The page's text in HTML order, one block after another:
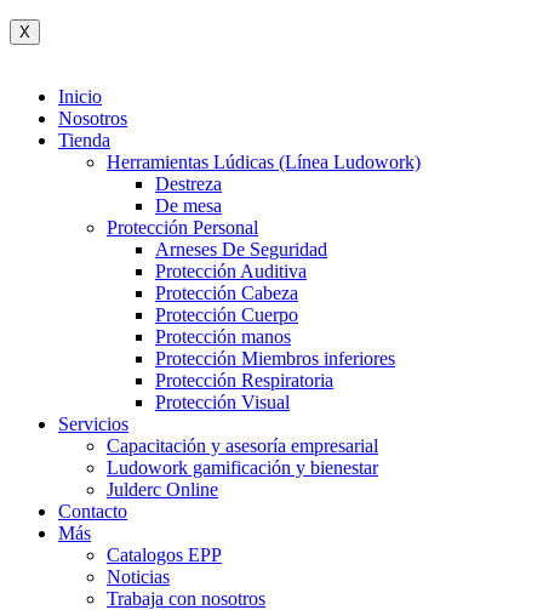
X
Inicio
Nosotros
Tienda
Herramientas Lúdicas (Línea Ludowork)
Destreza
De mesa
Protección Personal
Arneses De Seguridad
Protección Auditiva
Protección Cabeza
Protección Cuerpo
Protección manos
Protección Miembros inferiores
Protección Respiratoria
Protección Visual
Servicios
Capacitación y asesoría empresarial
Ludowork gamificación y bienestar
Julderc Online
Contacto
Más
Catalogos EPP
Noticias
Trabaja con nosotros